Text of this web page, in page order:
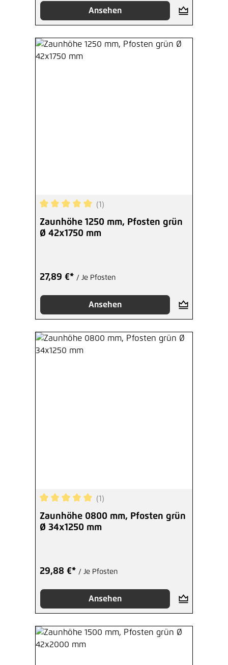
Ansehen
Durchschnittliche Bewertung von 5 von 5
(1)
Zaunhöhe 1250 mm, Pfosten grün
Ø 42x1750 mm
27,89 €* / Je Pfosten
Ansehen
Durchschnittliche Bewertung von 5 von 5
(1)
Zaunhöhe 0800 mm, Pfosten grün
Ø 34x1250 mm
29,88 €* / Je Pfosten
Ansehen